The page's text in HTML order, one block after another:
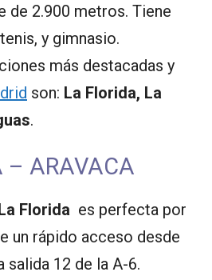
de 2.900 metros. Tiene
y gimnasio.
más destacadas y
son: La Florida, La
.
– ARAVACA
Florida es perfecta por
un rápido acceso desde
salida 12 de la A-6.